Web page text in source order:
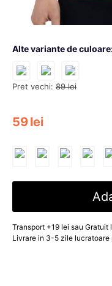
Pret vechi: 89 lei
59lei
Alte variante de
Transport +19 lei sau
Livrare in 3-5 zile